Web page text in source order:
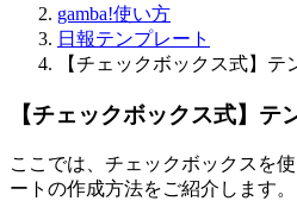
gamba!使い方
日報テンプレート
【チェックボックス式】テ
【チェックボックス式】テ
ここでは、チェックボックスを
ートの作成方法をご紹介します。